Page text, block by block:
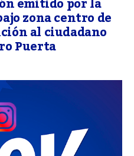
zona centro de
al ciudadano
Puerta